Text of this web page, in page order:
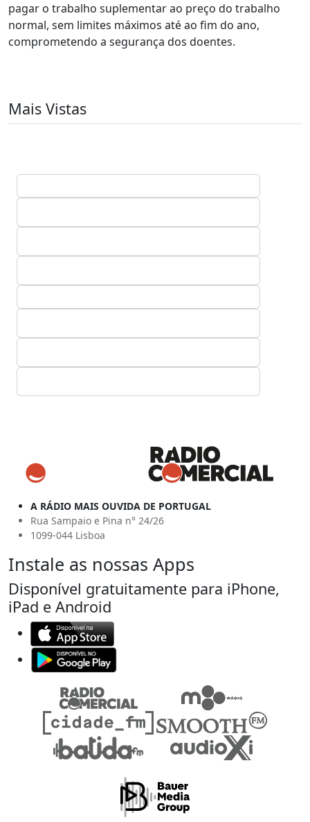
pagar o trabalho suplementar ao preço do trabalho
normal, sem limites máximos até ao fim do ano,
comprometendo a segurança dos doentes.
Mais Vistas
A RÁDIO MAIS OUVIDA DE PORTUGAL
Rua Sampaio e Pina n° 24/26
1099-044 Lisboa
Instale as nossas Apps
Disponível gratuitamente para iPhone,
iPad e Android